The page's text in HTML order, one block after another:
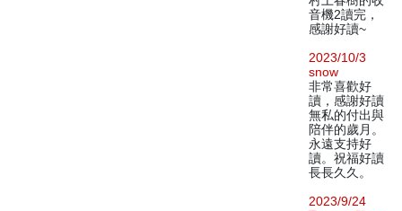
音機2讀完，
感謝好讀~
2023/10/3
snow
非常喜歡好
讀，感謝好讀
無私的付出與
陪伴的歲月。
永遠支持好
讀。祝福好讀
長長久久。
2023/9/24